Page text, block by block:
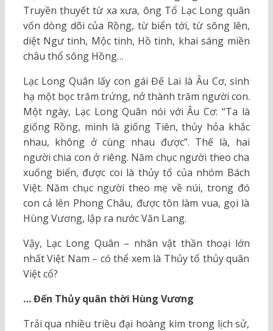
Truyền thuyết từ xa xưa, ông Tổ Lạc Long quân
vốn dòng dõi của Rồng, từ biển tới, từ sông lên,
diệt Ngư tinh, Mộc tinh, Hồ tinh, khai sáng miền
châu thổ sông Hồng…
Lạc Long Quân lấy con gái Đế Lai là Âu Cơ, sinh
hạ một bọc trăm trứng, nở thành trăm người con.
Một ngày, Lạc Long Quân nói với Âu Cơ: “Ta là
giống Rồng, mình là giống Tiên, thủy hỏa khắc
nhau, không ở cùng nhau được”. Thế là, hai
người chia con ở riêng. Năm chục người theo cha
xuống biển, được coi là thủy tổ của nhóm Bách
Việt. Năm chục người theo mẹ về núi, trong đó
con cả lên Phong Châu, được tôn làm vua, gọi là
Hùng Vương, lập ra nước Văn Lang.
Vậy, Lạc Long Quân – nhân vật thần thoại lớn
nhất Việt Nam – có thể xem là Thủy tổ thủy quân
Việt cổ?
… Đến Thủy quân thời Hùng Vương
Trải qua nhiều triều đại hoàng kim trong lịch sử,